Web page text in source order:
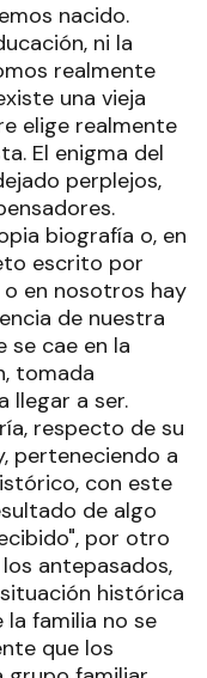
nacido.
ni la
realmente
una vieja
elige realmente
El enigma del
perplejos,
biografía o, en
escrito por
en nosotros hay
de nuestra
se cae en la
tomada
llegar a ser.
respecto de su
perteneciendo a
con este
de algo
por otro
antepasados,
histórica
la familia no se
que los